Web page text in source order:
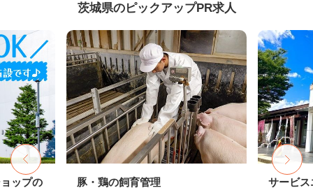
茨城県のピックアップPR求人
ップの 豚・鶏の飼育管理 サービス